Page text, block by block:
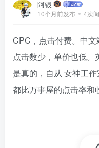
阿银
10个月前发布 4次
CPC，点击付费。中文
点击数少，单价也低
是真的，自从 女神工作
都比万事屋的点击率和